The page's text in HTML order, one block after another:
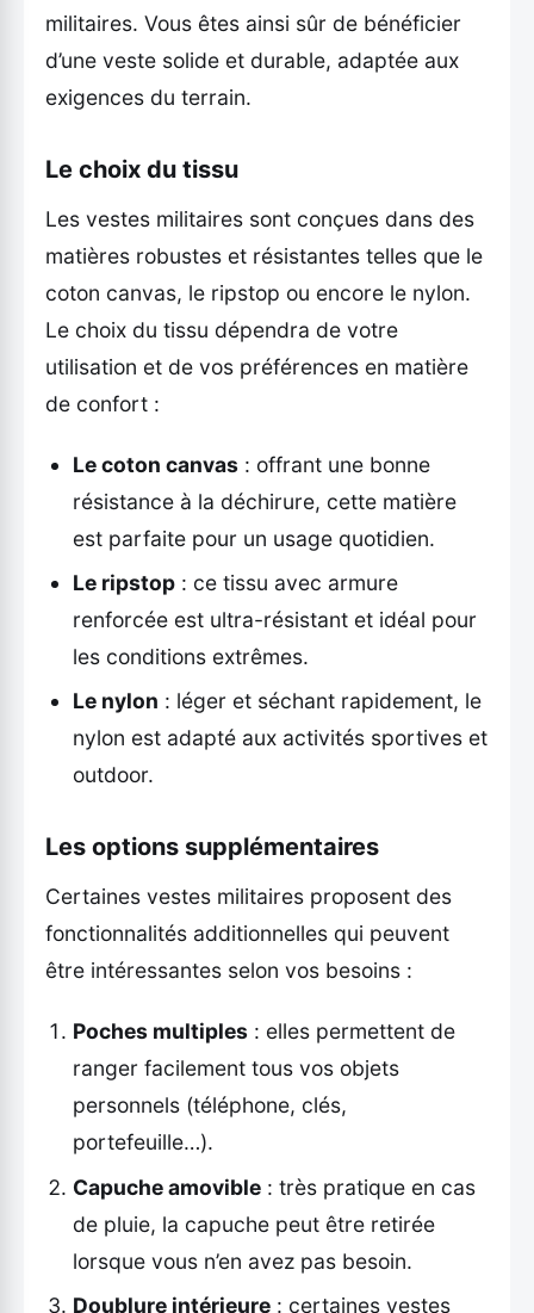
militaires. Vous êtes ainsi sûr de bénéficier
d’une veste solide et durable, adaptée aux
exigences du terrain.
Le choix du tissu
Les vestes militaires sont conçues dans des
matières robustes et résistantes telles que le
coton canvas, le ripstop ou encore le nylon.
Le choix du tissu dépendra de votre
utilisation et de vos préférences en matière
de confort :
Le coton canvas : offrant une bonne
résistance à la déchirure, cette matière
est parfaite pour un usage quotidien.
Le ripstop: ce tissu avec armure
renforcée est ultra-résistant et idéal pour
les conditions extrêmes.
Le nylon : léger et séchant rapidement, le
nylon est adapté aux activités sportives et
outdoor.
Les options supplémentaires
Certaines vestes militaires proposent des
fonctionnalités additionnelles qui peuvent
être intéressantes selon vos besoins :
Poches multiples : elles permettent de
ranger facilement tous vos objets
personnels (téléphone, clés,
portefeuille…).
Capuche amovible: très pratique en cas
de pluie, la capuche peut être retirée
lorsque vous n’en avez pas besoin.
Doublure intérieure: certaines vestes